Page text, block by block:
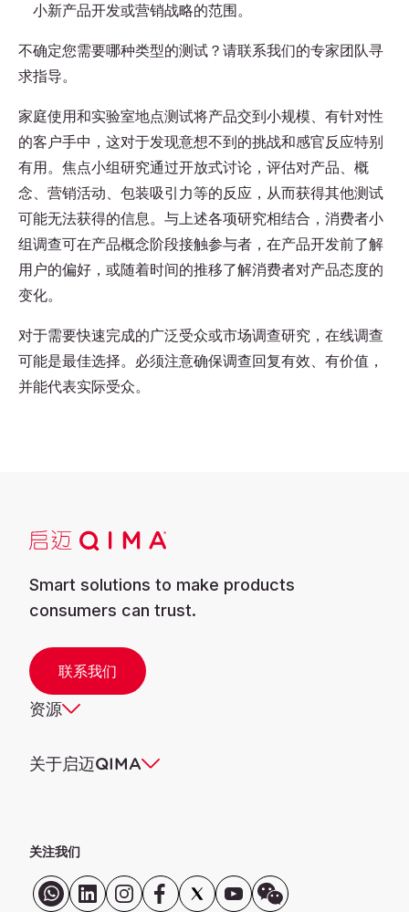
小新产品开发或营销战略的范围。
不确定您需要哪种类型的测试？请联系我们的专家团队寻
求指导。
家庭使用和实验室地点测试将产品交到小规模、有针对性
的客户手中，这对于发现意想不到的挑战和感官反应特别
有用。焦点小组研究通过开放式讨论，评估对产品、概
念、营销活动、包装吸引力等的反应，从而获得其他测试
可能无法获得的信息。与上述各项研究相结合，消费者小
组调查可在产品概念阶段接触参与者，在产品开发前了解
用户的偏好，或随着时间的推移了解消费者对产品态度的
变化。
对于需要快速完成的广泛受众或市场调查研究，在线调查
可能是最佳选择。必须注意确保调查回复有效、有价值，
并能代表实际受众。
Smart solutions to make products
consumers can trust.
联系我们
资源
关于启迈QIMA
关注我们